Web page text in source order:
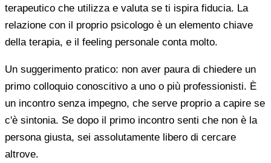
terapeutico che utilizza e valuta se ti ispira fiducia. La
relazione con il proprio psicologo è un elemento chiave
della terapia, e il feeling personale conta molto.
Un suggerimento pratico: non aver paura di chiedere un
primo colloquio conoscitivo a uno o più professionisti. È
un incontro senza impegno, che serve proprio a capire se
c'è sintonia. Se dopo il primo incontro senti che non è la
persona giusta, sei assolutamente libero di cercare
altrove.